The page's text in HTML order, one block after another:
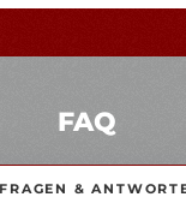
FAQ
FRAGEN &